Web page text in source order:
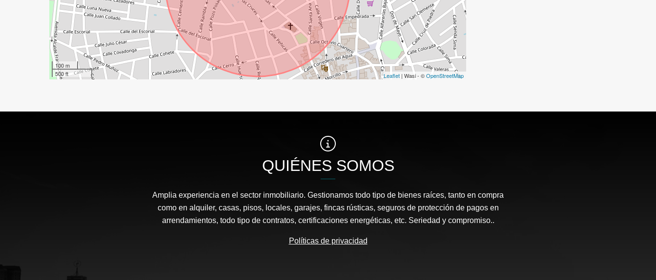
100 m
500 ft
Leaflet | Wasi - ©OpenStreetMap
QUIÉNES SOMOS
Amplia experiencia en el sector inmobiliario. Gestionamos todo tipo de bienes raíces, tanto en compra
como en alquiler, casas, pisos, locales, garajes, fincas rústicas, seguros de protección de pagos en
arrendamientos, todo tipo de contratos, certificaciones energéticas, etc. Seriedad y compromiso..
Políticas de privacidad